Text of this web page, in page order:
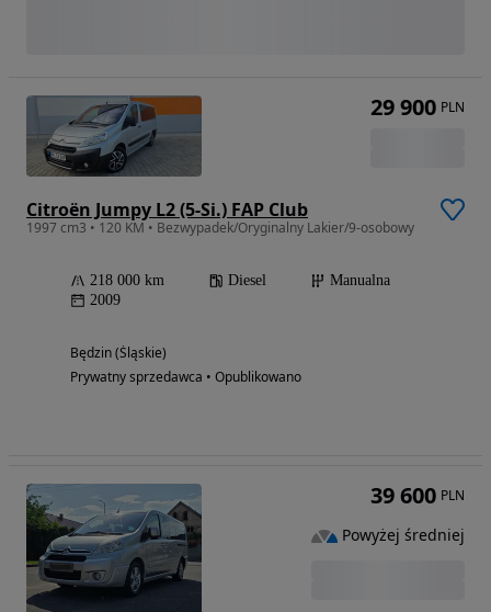
Citroën Jumpy L2 (5-Si.) FAP Club
1997 cm3 • 120 KM • Bezwypadek/Oryginalny Lakier/9-osobowy
218 000 km Diesel
Manualna
2009
Będzin (Śląskie)
Prywatny sprzedawca • Opublikowano
29 900 PLN
39 600 PLN
Powyżej średniej